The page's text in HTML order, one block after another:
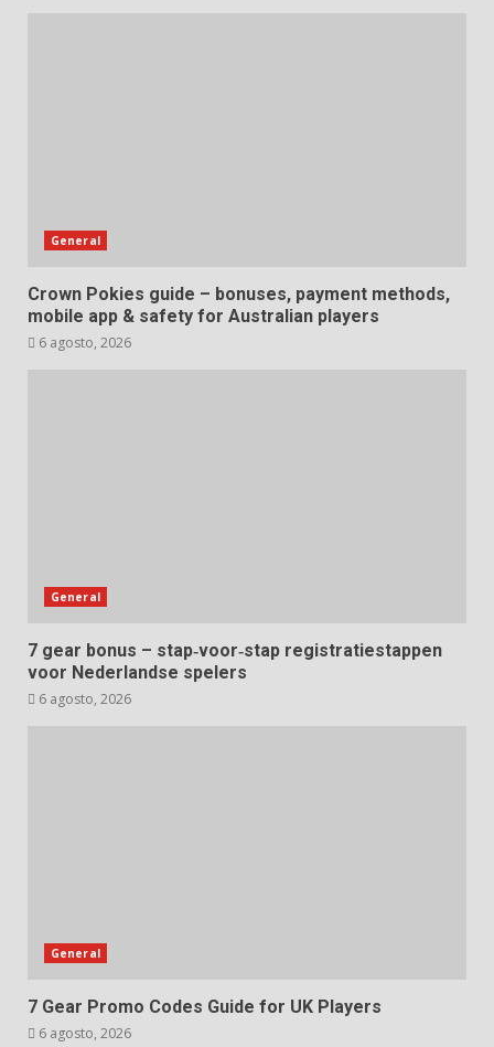
General
Crown Pokies guide – bonuses, payment methods,
mobile app & safety for Australian players
6 agosto, 2026
General
7 gear bonus – stap‑voor‑stap registratiestappen
voor Nederlandse spelers
6 agosto, 2026
General
7 Gear Promo Codes Guide for UK Players
6 agosto, 2026